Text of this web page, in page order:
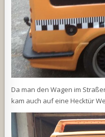
Da man den Wagen im
kam auch auf eine Hecktür